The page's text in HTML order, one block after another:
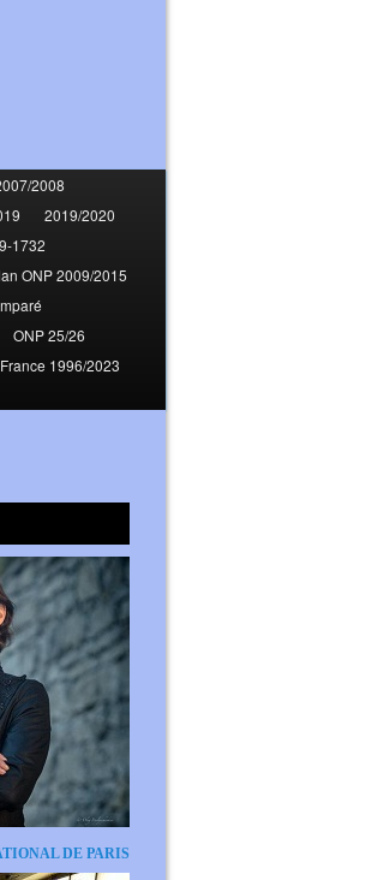
2008
2019/2020
1732
ONP 2009/2015
ONP 25/26
1996/2023
DE PARIS